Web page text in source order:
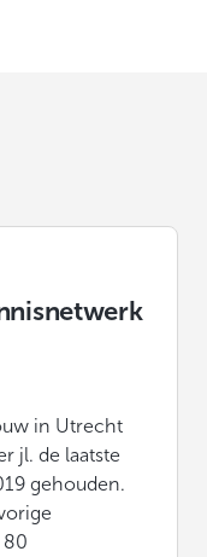
in Utrecht
jl. de laatste
gehouden.
80